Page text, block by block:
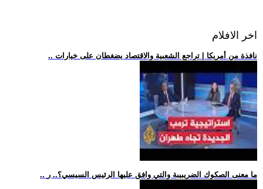
اخر الافلام
.. نافذة من أمريكا | تراجع الشعبية والاقتصاد يضغطان على خيارات
.. ما معنى الصكوك الضريبيبة والتي وافق عليها الرئيس السيسي؟.. ر